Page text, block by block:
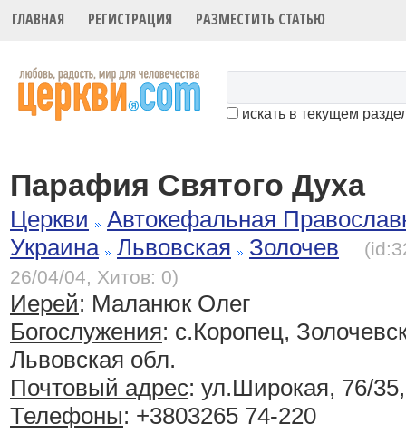
ГЛАВНАЯ РЕГИСТРАЦИЯ РАЗМЕСТИТЬ СТАТЬЮ
искать в текущем
Парафия Святого Духа
Церкви
Автокефальная
Украина
Львовская Золочев
26/04/04, Хитов: 0)
Иерей: Маланюк Олег
Богослужения: с.Коропец,
Львовская обл.
Почтовый адрес: ул.Широкая, 76/
Телефоны: +3803265 74-220